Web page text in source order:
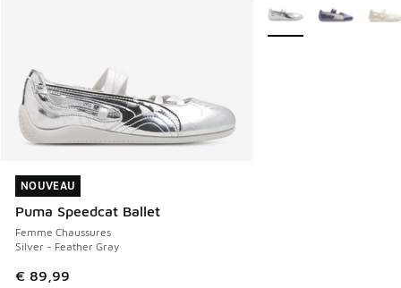
NOUVEAU
Puma Speedcat Ballet
Femme Chaussures
Silver - Feather Gray
€ 89,99
NOUVEAU
Plus de couleurs